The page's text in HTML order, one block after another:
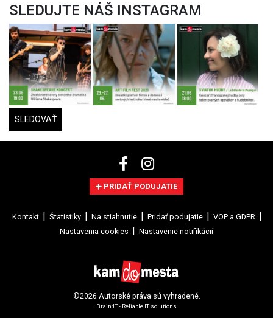
SLEDUJTE NÁŠ INSTAGRAM
SLEDOVAŤ
PRIDAŤ PODUJATIE
Kontakt Štatistiky Na stiahnutie Pridať podujatie
VOP a GDPR
Nastavenia cookies
Nastavenie notifikácií
©2026 Autorské práva sú vyhradené.
Brain:IT - Reliable IT solutions